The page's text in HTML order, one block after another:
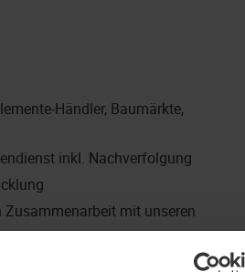
Händler, Baumärkte,
inkl. Nachverfolgung
mit unseren